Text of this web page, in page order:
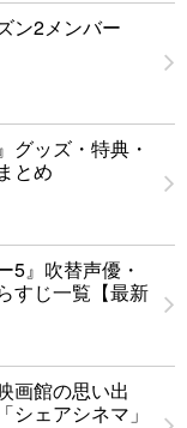
ン2メンバー
グッズ・特典・
とめ
5』吹替声優・
すじ一覧【最新
画館の思い出
シェアシネマ」